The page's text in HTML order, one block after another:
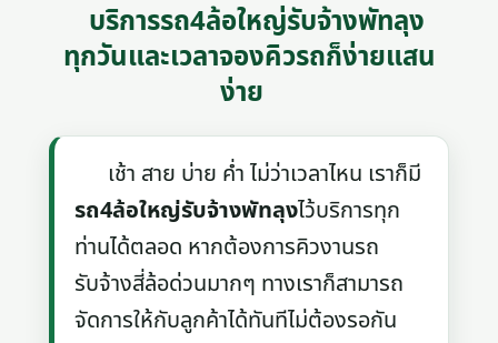
บริการรถ4ล้อใหญ่รับจ้างพัทลุง
ทุกวันและเวลาจองคิวรถก็ง่ายแสน
ง่าย
เช้า สาย บ่าย ค่ำ ไม่ว่าเวลาไหน เราก็มี
รถ4ล้อใหญ่รับจ้างพัทลุงไว้บริการทุก
ท่านได้ตลอด หากต้องการคิวงานรถ
รับจ้างสี่ล้อด่วนมากๆ ทางเราก็สามารถ
จัดการให้กับลูกค้าได้ทันทีไม่ต้องรอกัน